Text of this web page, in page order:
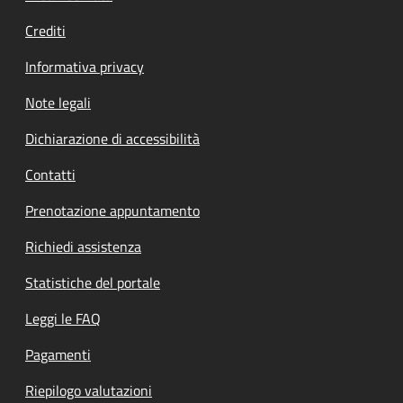
Crediti
Informativa privacy
Note legali
Dichiarazione di accessibilità
Contatti
Prenotazione appuntamento
Richiedi assistenza
Statistiche del portale
Leggi le FAQ
Pagamenti
Riepilogo valutazioni